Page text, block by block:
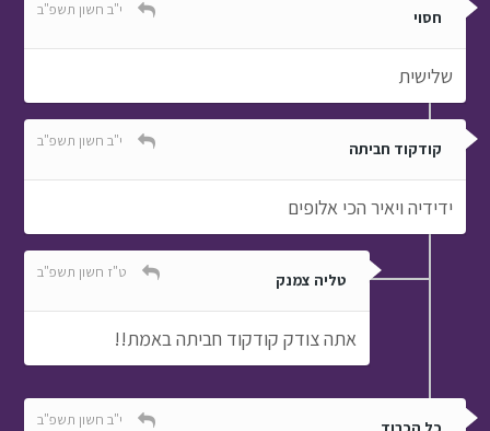
חסוי י"ב חשון תשפ"ב
שלישית
קודקוד חביתה י"ב חשון תשפ"ב
ידידיה ויאיר הכי אלופים
טליה צמנק ט"ז חשון תשפ"ב
אתה צודק קודקוד חביתה באמת!!
י"ב חשון תשפ"ב